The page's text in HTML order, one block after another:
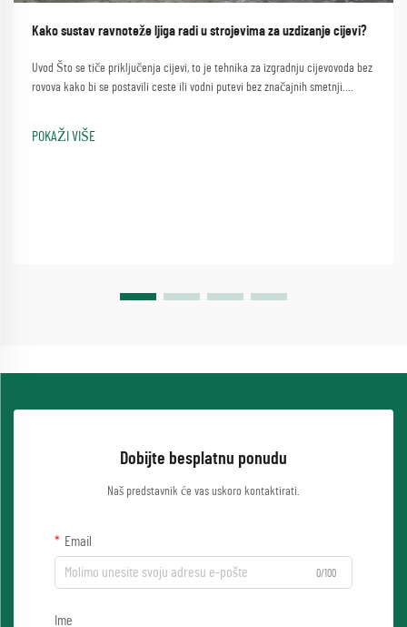
Kako sustav ravnoteže ljiga radi u strojevima za uzdizanje cijevi?
Uvod Što se tiče priključenja cijevi, to je tehnika za izgradnju cijevovoda bez
rovova kako bi se postavili ceste ili vodni putevi bez značajnih smetnji.
cijevi...
POKAŽI VIŠE
Dobijte besplatnu ponudu
Naš predstavnik će vas uskoro kontaktirati.
Email
0/100
Ime